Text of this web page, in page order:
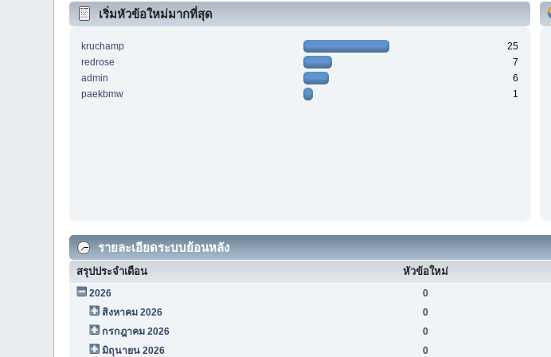
เริ่มหัวข้อใหม่มากที่สุด
kruchamp
25
redrose
7
admin
6
paekbmw
1
รายละเอียดระบบย้อนหลัง
สรุปประจำเดือน หัวข้อใหม่
2026 0
สิงหาคม 2026
0
กรกฎาคม 2026
0
มิถุนายน 2026
0